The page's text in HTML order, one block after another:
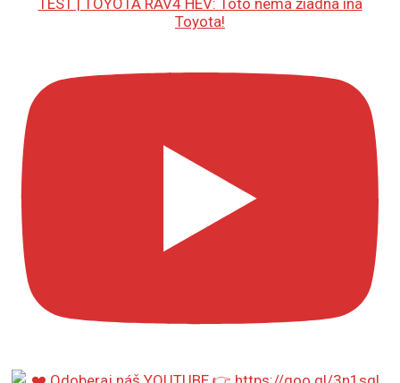
TEST | TOYOTA RAV4 HEV: Toto nemá žiadna iná
Toyota!